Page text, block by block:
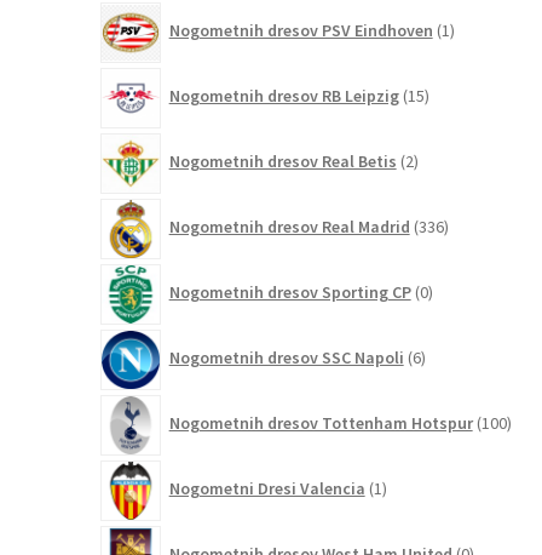
Nogometnih dresov PSV Eindhoven 1izdelek
Nogometnih dresov RB Leipzig 15izdelkov
Nogometnih dresov Real Betis 2izdelka
Nogometnih dresov Real Madrid 336izdelkov
Nogometnih dresov Sporting CP 0izdelkov
Nogometnih dresov SSC Napoli 6izdelkov
Nogometnih dresov Tottenham Hotspur 100
Nogometni Dresi Valencia 1izdelek